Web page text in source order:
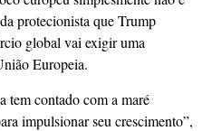
protecionista que Trump
global vai exigir uma
Europeia.
tem contado com a maré
impulsionar seu crescimento”,